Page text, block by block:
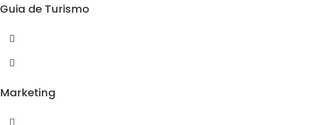
Guia de Turismo
Marketing